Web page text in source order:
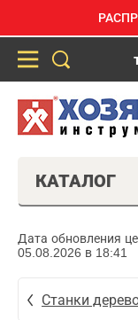
КАТАЛОГ
Дата обновления
05.08.2026 в 18:41
Станки